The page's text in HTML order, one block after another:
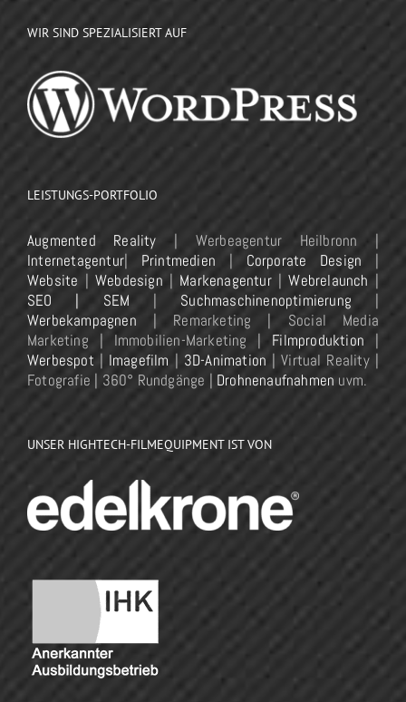
WIR SIND SPEZIALISIERT AUF
LEISTUNGS-PORTFOLIO
Augmented Reality | Werbeagentur Heilbronn |
Internetagentur| Printmedien | Corporate Design |
Website | Webdesign| Markenagentur|Webrelaunch |
SEO | SEM | Suchmaschinenoptimierung |
Werbekampagnen | Remarketing | Social Media
Marketing | Immobilien-Marketing | Filmproduktion |
Werbespot | Imagefilm | 3D-Animation | Virtual Reality |
Fotografie | 360° Rundgänge | Drohnenaufnahmen uvm.
UNSER HIGHTECH-FILMEQUIPMENT IST VON